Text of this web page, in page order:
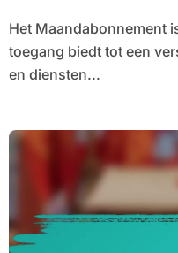
Het Maandabonnement is een abonnementsdienst die
toegang biedt tot een
en diensten...